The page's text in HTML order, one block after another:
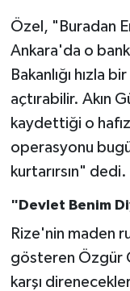
Özel, "Buradan
Ankara'da o
Bakanlığı hızla
açtırabilir. Akın
kaydettiği o
operasyonu
kurtarırsın" dedi.
"Devlet Benim
Rize'nin maden
gösteren Özgür
karşı